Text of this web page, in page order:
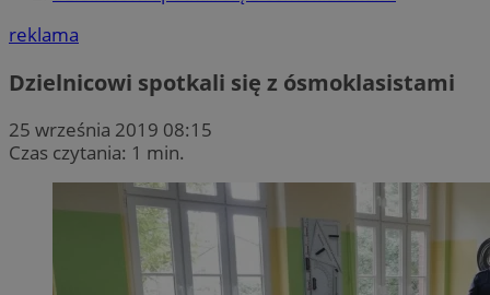
reklama
Dzielnicowi spotkali się z ósmoklasistami
25 września 2019 08:15
Czas czytania: 1 min.